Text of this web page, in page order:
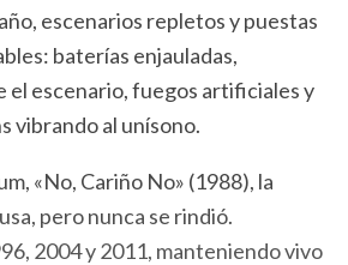
escenarios repletos y puestas
baterías enjauladas,
el escenario, fuegos artificiales y
vibrando al unísono.
«No, Cariño No» (1988), la
pero nunca se rindió.
2004 y 2011, manteniendo vivo